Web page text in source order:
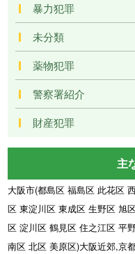
暴力犯罪
未分類
薬物犯罪
警察署紹介
財産犯罪
主
大阪市(都島区 福島区 此花区
区 東淀川区 東成区 生野区 旭
区 淀川区 鶴見区 住之江区 平
南区 北区 美原区)大阪近郊,京